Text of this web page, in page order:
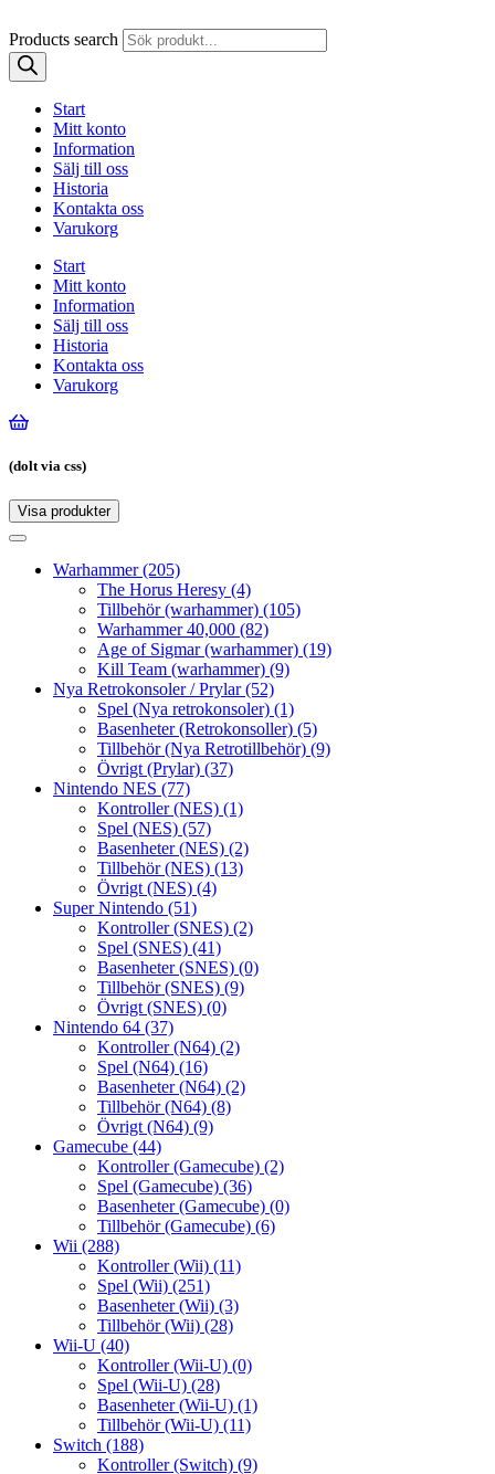
Products search
Start
Mitt konto
Information
Sälj till oss
Historia
Kontakta oss
Varukorg
Start
Mitt konto
Information
Sälj till oss
Historia
Kontakta oss
Varukorg
(dolt via css)
Visa produkter
Toggle
Toggle
navigationWarhammer(205)
The Horus Heresy (4)
Tillbehör (warhammer) (105)
Warhammer 40,000 (82)
Age of Sigmar (warhammer) (19)
Kill Team (warhammer) (9)
Nya Retrokonsoler / Prylar(52)
Spel (Nya retrokonsoler) (1)
Basenheter (Retrokonsoller) (5)
Tillbehör (Nya Retrotillbehör) (9)
Övrigt (Prylar) (37)
Nintendo NES (77)
Kontroller (NES) (1)
Spel (NES) (57)
Basenheter (NES) (2)
Tillbehör (NES) (13)
Övrigt (NES) (4)
Super Nintendo (51)
Kontroller (SNES) (2)
Spel (SNES) (41)
Basenheter (SNES) (0)
Tillbehör (SNES) (9)
Övrigt (SNES) (0)
Nintendo 64 (37)
Kontroller (N64) (2)
Spel (N64) (16)
Basenheter (N64) (2)
Tillbehör (N64) (8)
Övrigt (N64) (9)
Gamecube (44)
Kontroller (Gamecube) (2)
Spel (Gamecube) (36)
Basenheter (Gamecube) (0)
Tillbehör (Gamecube) (6)
Wii (288)
Kontroller (Wii) (11)
Spel (Wii) (251)
Basenheter (Wii) (3)
Tillbehör (Wii) (28)
Wii-U (40)
Kontroller (Wii-U) (0)
Spel (Wii-U) (28)
Basenheter (Wii-U) (1)
Tillbehör (Wii-U) (11)
Switch (188)
Kontroller (Switch) (9)